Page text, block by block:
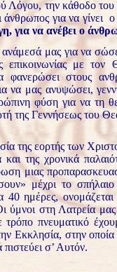
Λόγου, την κάθοδο
για να γίνει
για να ανέβει ο
μας για να
επικοινωνίας με
φανερώσει στους
να μας ανυψώσει,
φύση για να τη
της Γεννήσεως του
της εορτής των
και της χρονικά
μιας
μέχρι το
40 ημέρες,
ύμνοι στη Λατρεία
πνευματικό
Εκκλησία, στην οποία
σ’ Αυτόν.